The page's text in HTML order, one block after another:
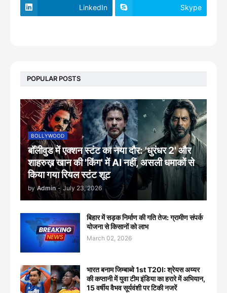
LinkedIn Skype
POPULAR POSTS
BOLLYWOOD
बॉलीवुड में एक्शन स्टंट का नया दौर: 'धुरंधर 2' और
शाहरुख़ खान की 'किंग' में AI नहीं, असली धमाकों से
किया गया रियल स्टंट शूट
by Admin - July 23, 2026
बिहार में सड़क निर्माण की गति तेज: ग्रामीण संपर्क
योजना से किसानों को लाभ
March 02, 2026
भारत बनाम जिम्बाब्वे 1st T20I: श्रेयस अय्यर
की कप्तानी में युवा टीम इंडिया का हरारे में अभियान,
15 वर्षीय वैभव सूर्यवंशी पर टिकी नजरें